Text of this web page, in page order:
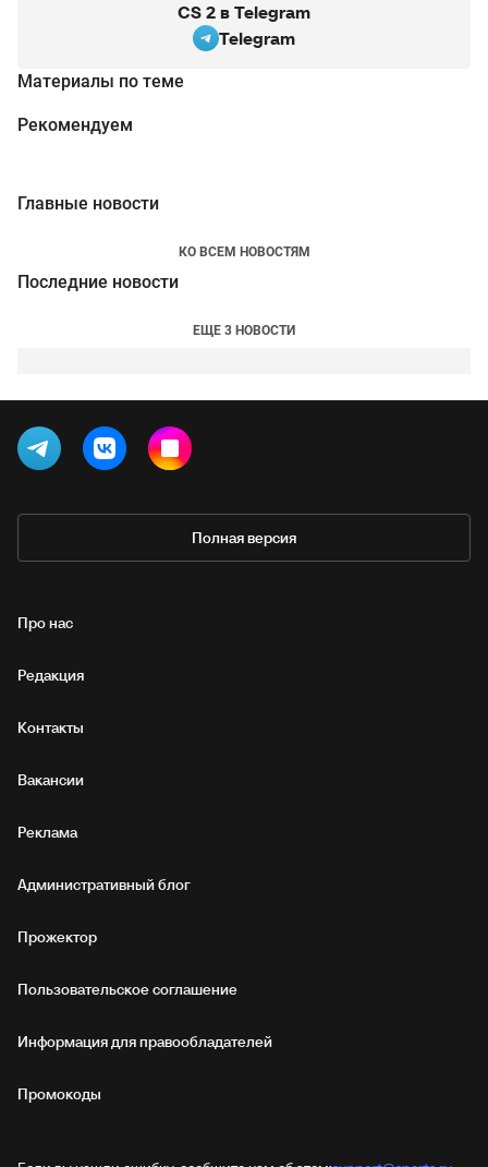
CS 2 в Telegram
Telegram
Материалы по теме
Рекомендуем
Главные новости
КО ВСЕМ НОВОСТЯМ
Последние новости
ЕЩЕ 3 НОВОСТИ
Полная версия
Про нас
Редакция
Контакты
Вакансии
Реклама
Административный блог
Прожектор
Пользовательское соглашение
Информация для правообладателей
Промокоды